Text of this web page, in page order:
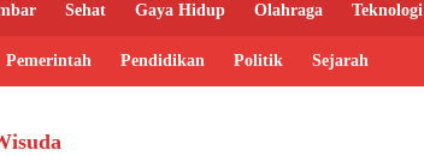
Sehat Gaya Hidup Olahraga Teknologi
Pemerintah Pendidikan Politik Sejarah